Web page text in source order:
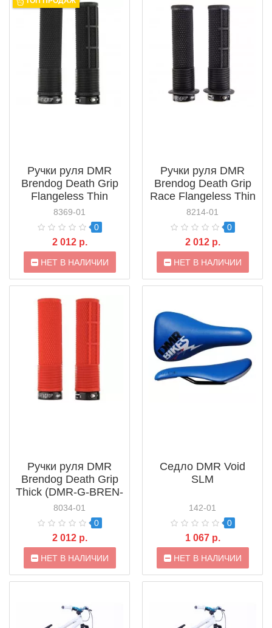
Ручки руля DMR
Brendog Death Grip
Flangeless Thin
(DMR-G-BREN2-
THIN)
8369-01
0
2 012 р.
НЕТ В НАЛИЧИИ
Ручки руля DMR
Brendog Death Grip
Race Flangeless Thin
(DMR-G-BREN2-
RACE-TN)
8214-01
0
2 012 р.
НЕТ В НАЛИЧИИ
Ручки руля DMR
Brendog Death Grip
Thick (DMR-G-BREN-
THICK)
8034-01
0
2 012 р.
НЕТ В НАЛИЧИИ
Седло DMR Void
SLM
142-01
0
1 067 р.
НЕТ В НАЛИЧИИ